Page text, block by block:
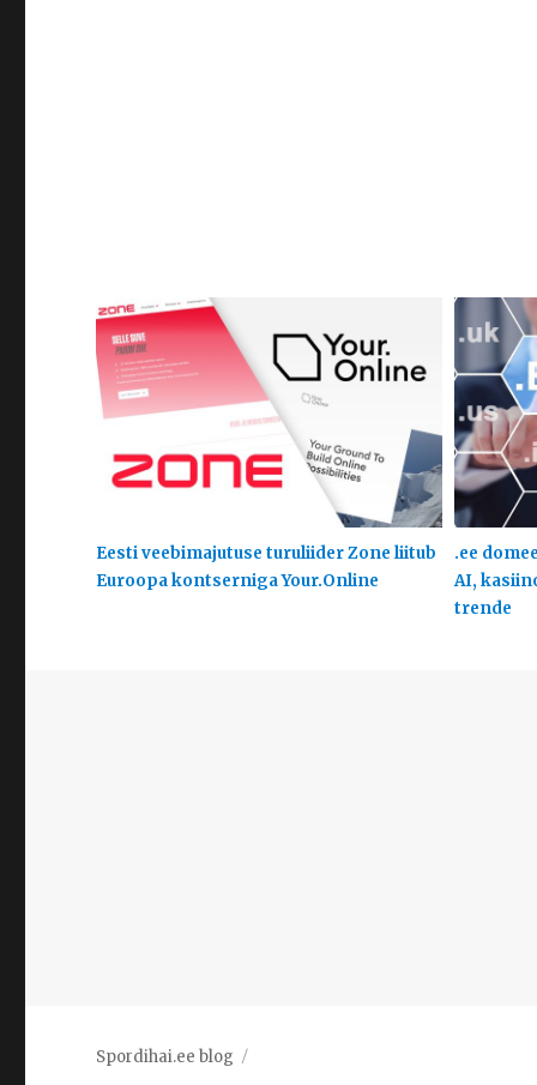
Eesti veebimajutuse turuliider Zone liitub
Euroopa kontserniga Your.Online
.ee
AI,
trende
Spordihai.ee blog